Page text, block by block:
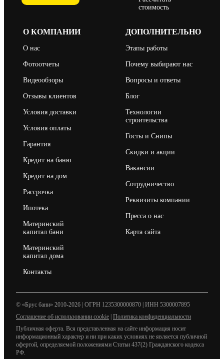
стоимость
О КОМПАНИИ
О нас
Фотоотчеты
Видеообзоры
Отзывы клиентов
Условия доставки
Условия оплаты
Гарантия
Кредит на баню
Кредит на дом
Рассрочка
Ипотека
Материнский
капитал бани
Материнский
капитал дома
Контакты
ДОПОЛНИТЕЛЬНО
Этапы работы
Почему выбирают нас
Вопросы и ответы
Блог
Технологии
строительства
Госты и Снипы
Скидки и акции
Вакансии
Сотрудничество
Реквизиты компании
Пресса о нас
Карта сайта
© «Брус бани» 2010-2026 | ОГРН 1235300000870 | ИНН 5300007895
Соглашение об использовании cookie | Политика конфиденциальности
Публичная оферта. Вся представленная на сайте информация носит
информационный характер и ни при каких условиях не является публичной
офертой, определяемой положениями Статьи 437(2) Гражданского кодекса
РФ.